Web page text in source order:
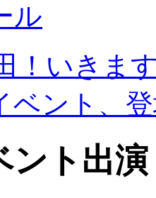
ル
！いきま
ベント、
ント出